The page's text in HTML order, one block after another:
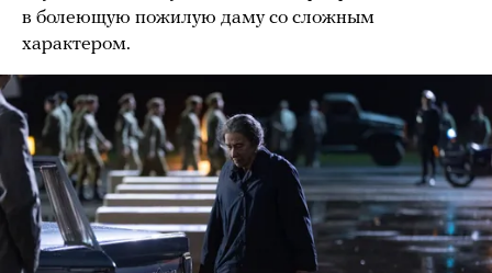
в болеющую пожилую даму со сложным
характером.